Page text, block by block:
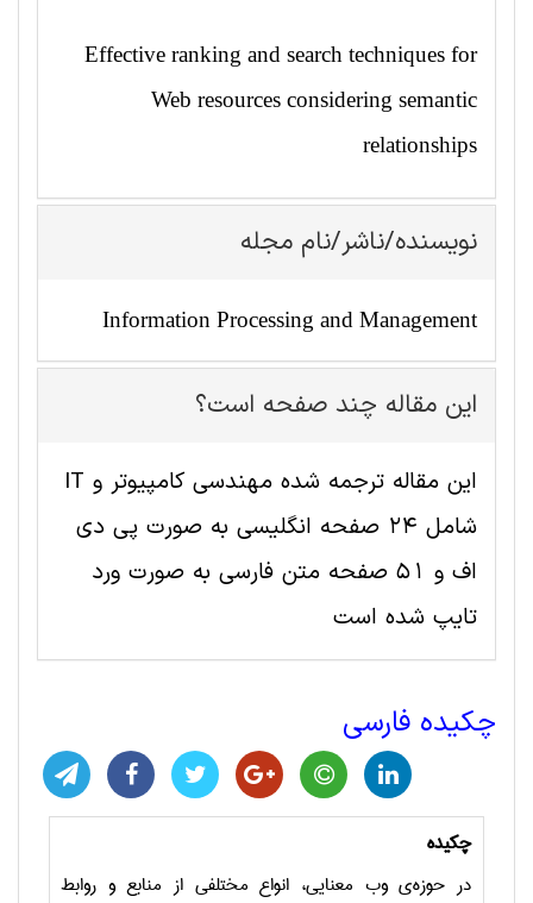
Effective ranking and search techniques for
Web resources considering semantic
relationships
نویسنده/ناشر/نام مجله
Information Processing and Management
این مقاله چند صفحه است؟
این مقاله ترجمه شده مهندسی کامپیوتر و IT
شامل 24 صفحه انگلیسی به صورت پی دی
اف و 51 صفحه متن فارسی به صورت ورد
تایپ شده است
چکیده فارسی
چکیده
در حوزه‌ی وب معنایی، انواع مختلفی از منابع و روابط